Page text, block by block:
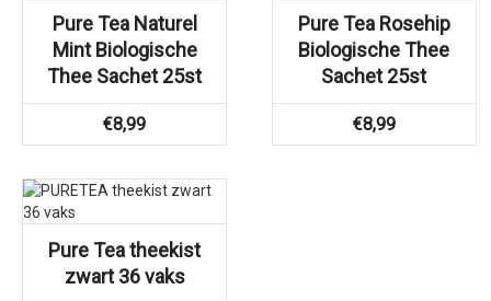
Pure Tea Naturel
Mint Biologische
Thee Sachet 25st
€8,99
Pure Tea Rosehip
Biologische Thee
Sachet 25st
€8,99
Pure Tea theekist
zwart 36 vaks